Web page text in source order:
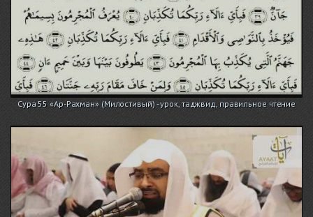
Сура 55 «Ар-Рахман» (Милостивый) - урок, таджвид, правильное чтение